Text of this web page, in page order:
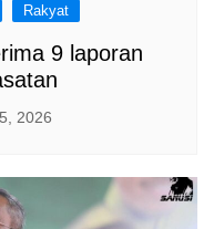
Rakyat
9 laporan
2026